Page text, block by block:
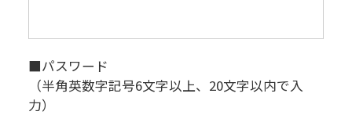
■パスワード
（半角英数字記号6文字以上、20文字以内で入
力）